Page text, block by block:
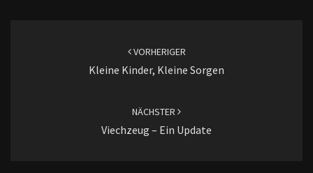
VORHERIGER
Kleine Kinder, Kleine Sorgen
NÄCHSTER
Viechzeug – Ein Update